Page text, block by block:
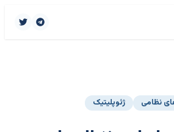
نظامی ژئوپلیتیک